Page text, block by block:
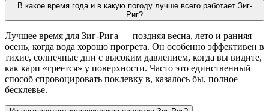
В какое время года и в какую погоду лучше всего работает Зиг-
Риг?
Лучшее время для Зиг-Рига — поздняя весна, лето и ранняя
осень, когда вода хорошо прогрета. Он особенно эффективен в
тихие, солнечные дни с высоким давлением, когда вы видите,
как карп «греется» у поверхности. Часто это единственный
способ спровоцировать поклевку в, казалось бы, полное
бесклевье.